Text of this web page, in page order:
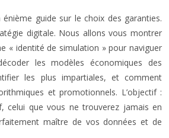
énième guide sur le choix des garanties.
digitale. Nous allons vous montrer
« identité de simulation » pour naviguer
les modèles économiques des
les plus impartiales, et comment
et promotionnels. L’objectif :
celui que vous ne trouverez jamais en
maître de vos données et de